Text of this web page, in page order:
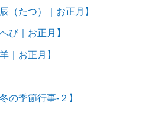
（たつ）｜お正月】
び｜お正月】
｜お正月】
の季節行事-２】